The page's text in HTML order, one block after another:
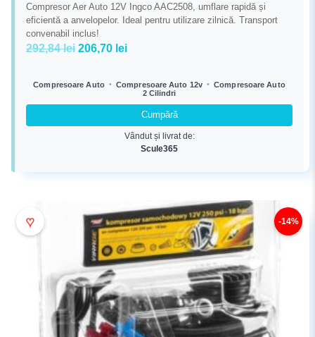
Compresor Aer Auto 12V Ingco AAC2508, umflare rapidă și
eficientă a anvelopelor. Ideal pentru utilizare zilnică. Transport
convenabil inclus!
292,84lei Prețul
a
206,70 leiPrețul
este:
206,70 lei.
Compresoare Auto • Compresoare Auto 12v • Compresoare Auto
2 Cilindri
Cumpără
Vândut și livrat de:
Scule365
♥ -14%